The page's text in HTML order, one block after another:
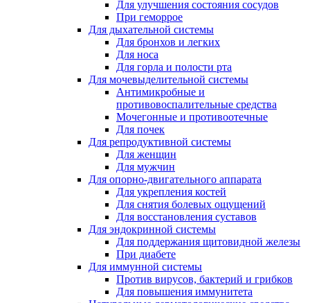
Для улучшения состояния сосудов
При геморрое
Для дыхательной системы
Для бронхов и легких
Для носа
Для горла и полости рта
Для мочевыделительной системы
Антимикробные и
противовоспалительные средства
Мочегонные и противоотечные
Для почек
Для репродуктивной системы
Для женщин
Для мужчин
Для опорно-двигательного аппарата
Для укрепления костей
Для снятия болевых ощущений
Для восстановления суставов
Для эндокринной системы
Для поддержания щитовидной железы
При диабете
Для иммунной системы
Против вирусов, бактерий и грибков
Для повышения иммунитета